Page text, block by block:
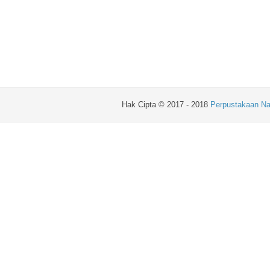
Hak Cipta © 2017 - 2018 Perpustakaan